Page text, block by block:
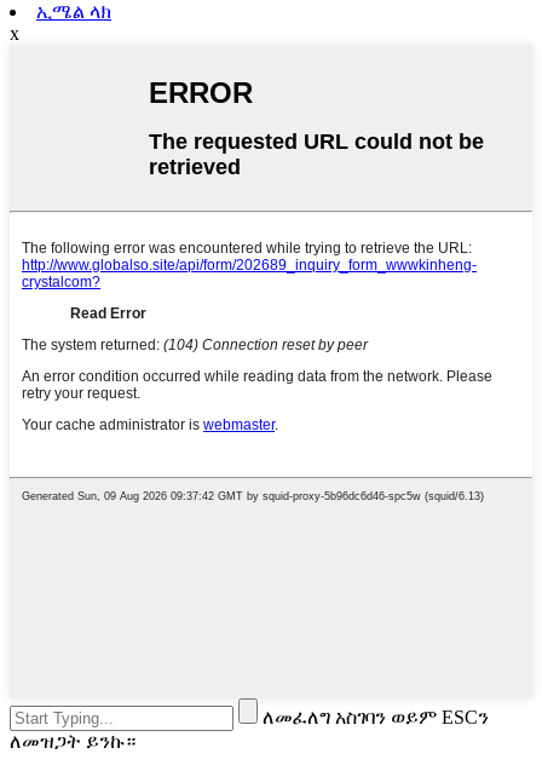
ኢሜል ላክ
x
ለመፈለግ አስገባን ወይም ESCን
ለመዝጋት ይንኩ።